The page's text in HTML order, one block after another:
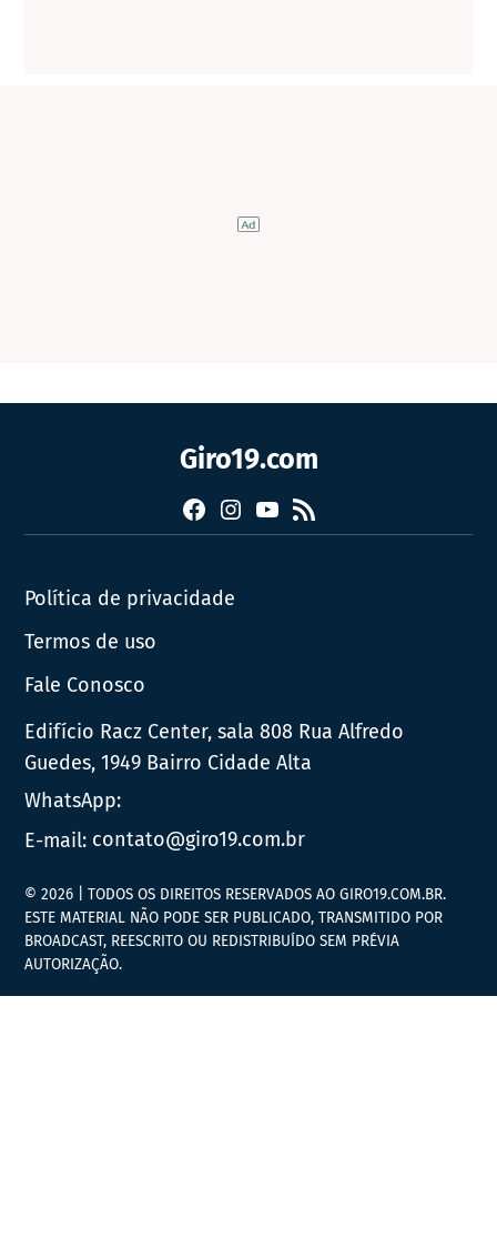
Giro19.com
FacebookInstagram
YouTube
RSS
Política de privacidade
Termos de uso
Fale Conosco
Edifício Racz Center, sala 808 Rua Alfredo
Guedes, 1949 Bairro Cidade Alta
WhatsApp:
E-mail: contato@giro19.com.br
© 2026 | TODOS OS DIREITOS RESERVADOS AO GIRO19.COM.BR.
ESTE MATERIAL NÃO PODE SER PUBLICADO, TRANSMITIDO POR
BROADCAST, REESCRITO OU REDISTRIBUÍDO SEM PRÉVIA
AUTORIZAÇÃO.